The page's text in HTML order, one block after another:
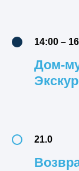
14:00 –
Дом-
21.0